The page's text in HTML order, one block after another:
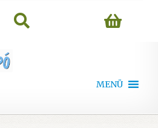
MENÜ